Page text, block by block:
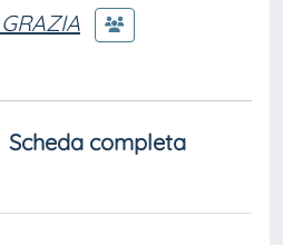
Scheda completa